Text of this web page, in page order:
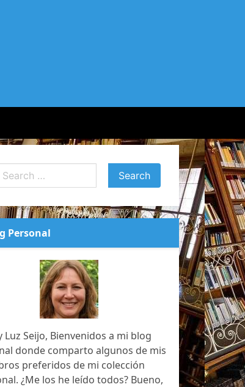
Personal
Luz Seijo, Bienvenidos a mi blog
donde comparto algunos de mis
preferidos de mi colección
¿Me los he leído todos? Bueno,